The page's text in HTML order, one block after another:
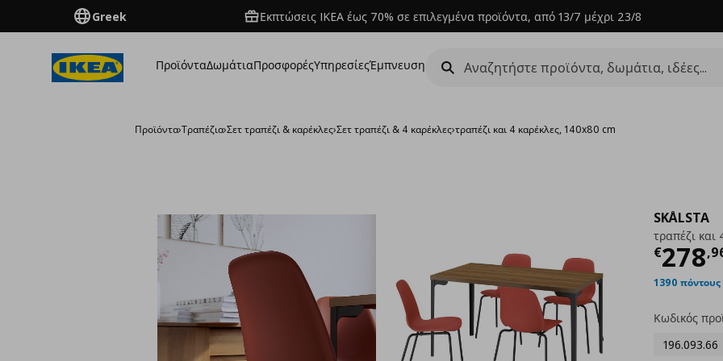
Greek Εκπτώσεις IKEA έως 70% σε επιλεγμένα προϊόντα, από 13/7 μέχρι 23/8
ΠροϊόνταΔωμάτιαΠροσφορέςΥπηρεσίεςΈμπνευση
Προϊόντα›Τραπέζια›Σετ τραπέζι & καρέκλες›Σετ τραπέζι & 4 καρέκλες›τραπέζι και 4 καρέκλες, 140x80 cm
SKÅLSTA
τραπέζι και
€278,
1390
Κωδικός
196.093.66